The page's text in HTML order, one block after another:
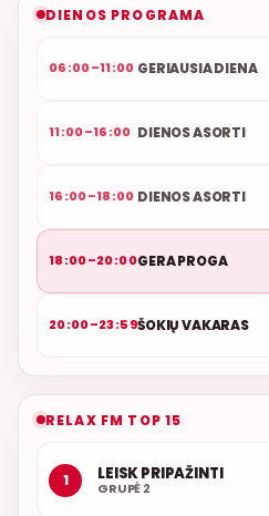
DIENOS PROGRAMA
06:00–11:00 GERIAUSIA DIENA
11:00–16:00 DIENOS ASORTI
16:00–18:00 DIENOS ASORTI
18:00–20:00GERA PROGA
20:00–23:59ŠOKIŲ VAKARAS
RELAX FM TOP 15
1 LEISK PRIPAŽINTI
GRUPĖ 2